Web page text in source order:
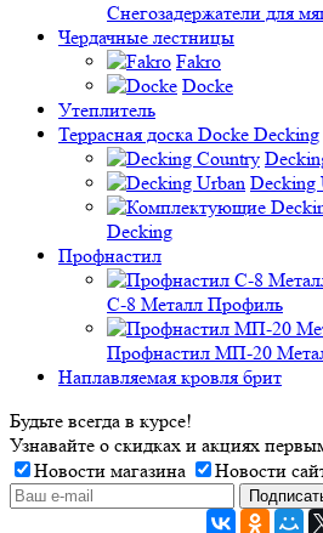
Снегозадержатели для
Чердачные лестницы
Fakro
Docke
Утеплитель
Террасная доска Docke Decking
Decking
Decking
Профнастил
C-8 Металл Профиль
Профнастил МП-20
Наплавляемая кровля брит
Будьте всегда в курсе!
Узнавайте о скидках и акциях
Новости магазина
Новости